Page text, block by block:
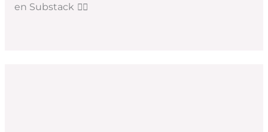
en Substack 👇🏻